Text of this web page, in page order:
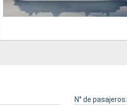
N° de pasajeros: